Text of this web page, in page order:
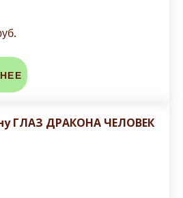
ГЛАЗ ДРАКОНА ЧЕЛОВЕК